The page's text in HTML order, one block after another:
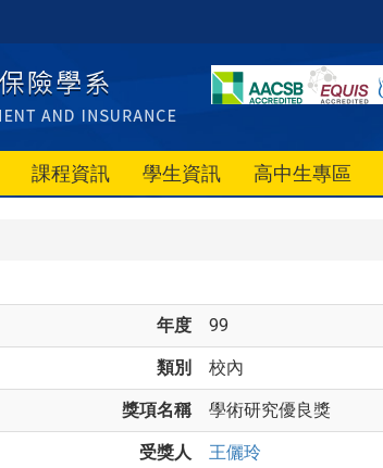
課程資訊 學生資訊 高中生專區
年度 99
類別 校內
獎項名稱 學術研究優良獎
受獎人 王儷玲